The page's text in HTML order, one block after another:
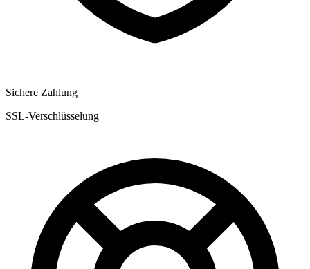
Sichere Zahlung
SSL-Verschlüsselung